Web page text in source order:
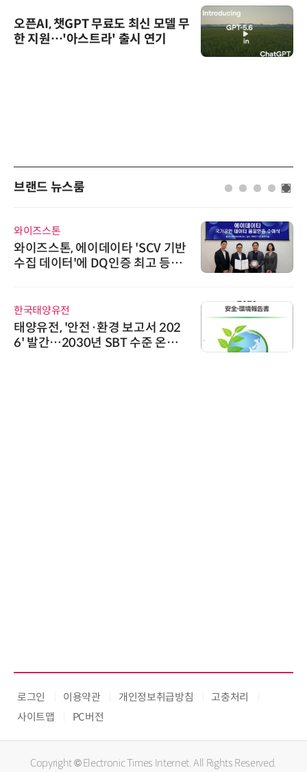
오픈AI, 챗GPT 무료도 최신 모델 무
한 지원…'아스트라' 출시 연기
브랜드 뉴스룸
와이즈스톤
와이즈스톤, 에이데이타 'SCV 기반
수집 데이터'에 DQ인증 최고 등급
한국태양유전
태양유전, '안전·환경 보고서 202
6' 발간…2030년 SBT 수준 온실
로그인 이용약관 개인정보취급방침
고충처리
사이트맵
PC버전
Copyright © Electronic Times Internet. All Rights Reserved.